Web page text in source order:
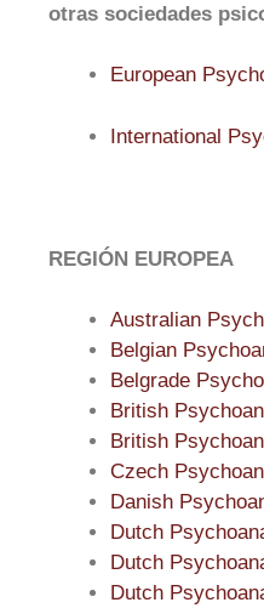
otras sociedades
European
International
REGIÓN EUROPEA
Australian
Belgian
Belgrade
British
British
Czech
Danish
Dutch
Dutch
Dutch